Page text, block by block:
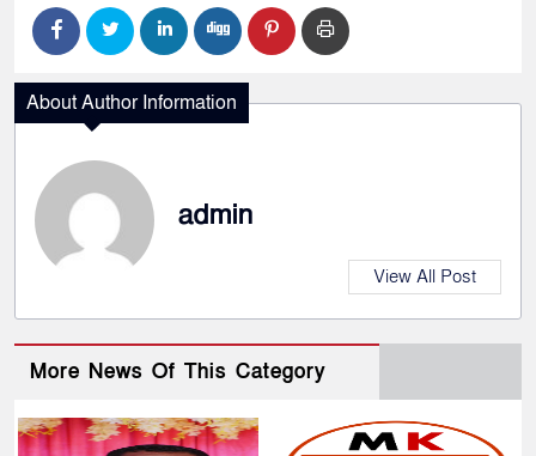
About Author Information
admin
View All Post
More News Of This Category